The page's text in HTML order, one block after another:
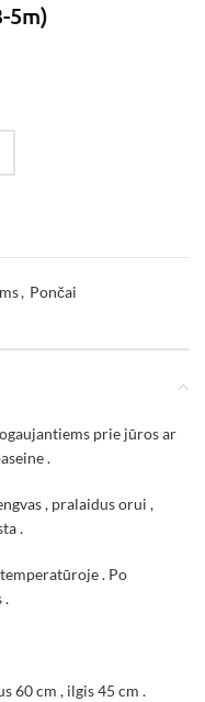
5m)
, Pončai
prie jūros ar
.
, pralaidus orui ,
.
. Po
.
60 cm , ilgis 45 cm .